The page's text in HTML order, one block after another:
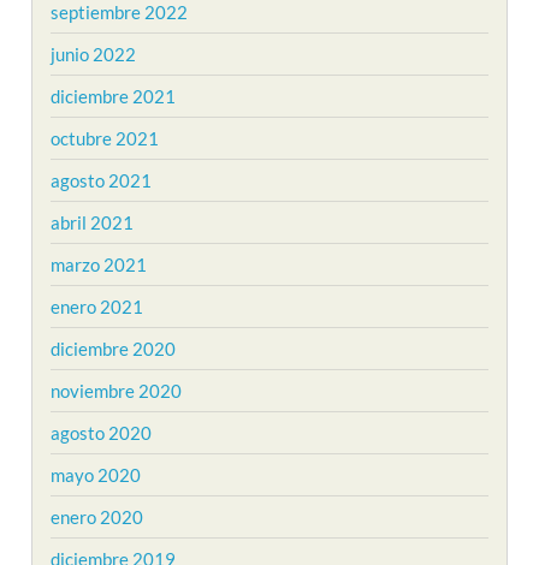
septiembre 2022
junio 2022
diciembre 2021
octubre 2021
agosto 2021
abril 2021
marzo 2021
enero 2021
diciembre 2020
noviembre 2020
agosto 2020
mayo 2020
enero 2020
diciembre 2019